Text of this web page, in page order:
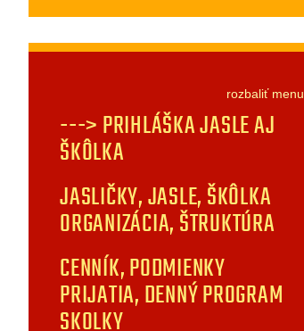
rozbaliťmenu
---> PRIHLÁŠKA JASLE AJ
ŠKÔLKA
JASLIČKY, JASLE, ŠKÔLKA
ORGANIZÁCIA, ŠTRUKTÚRA
CENNÍK, PODMIENKY
PRIJATIA, DENNÝ PROGRAM
SKOLKY